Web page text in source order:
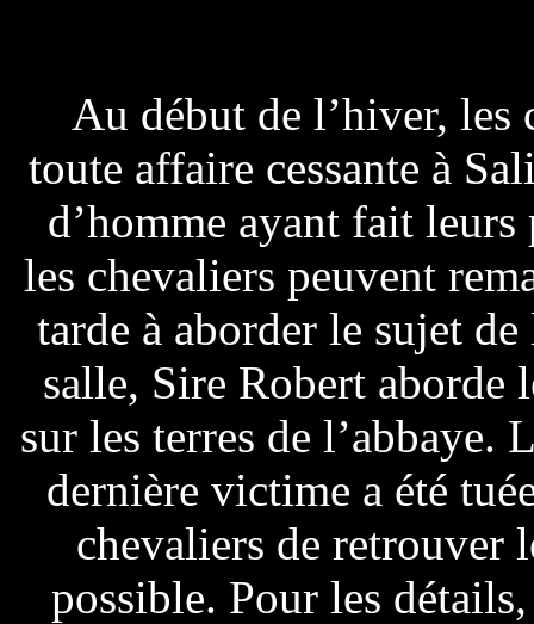
Au début de l’hiver, les
toute affaire cessante à
d’homme ayant fait
les chevaliers peuvent
tarde à aborder le sujet
salle, Sire Robert aborde
sur les terres de l’abbaye.
dernière victime a été
chevaliers de retrouver
possible. Pour les